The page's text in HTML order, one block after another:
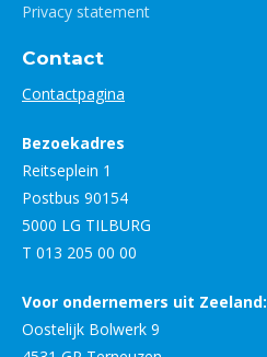
Privacy statement
Contact
Contactpagina
Bezoekadres
Reitseplein 1
Postbus 90154
5000 LG TILBURG
T 013 205 00 00
Voor ondernemers uit Zeeland:
Oostelijk Bolwerk 9